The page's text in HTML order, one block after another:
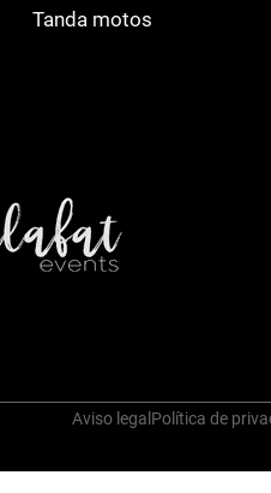
Tanda motos
Aviso legal Política de